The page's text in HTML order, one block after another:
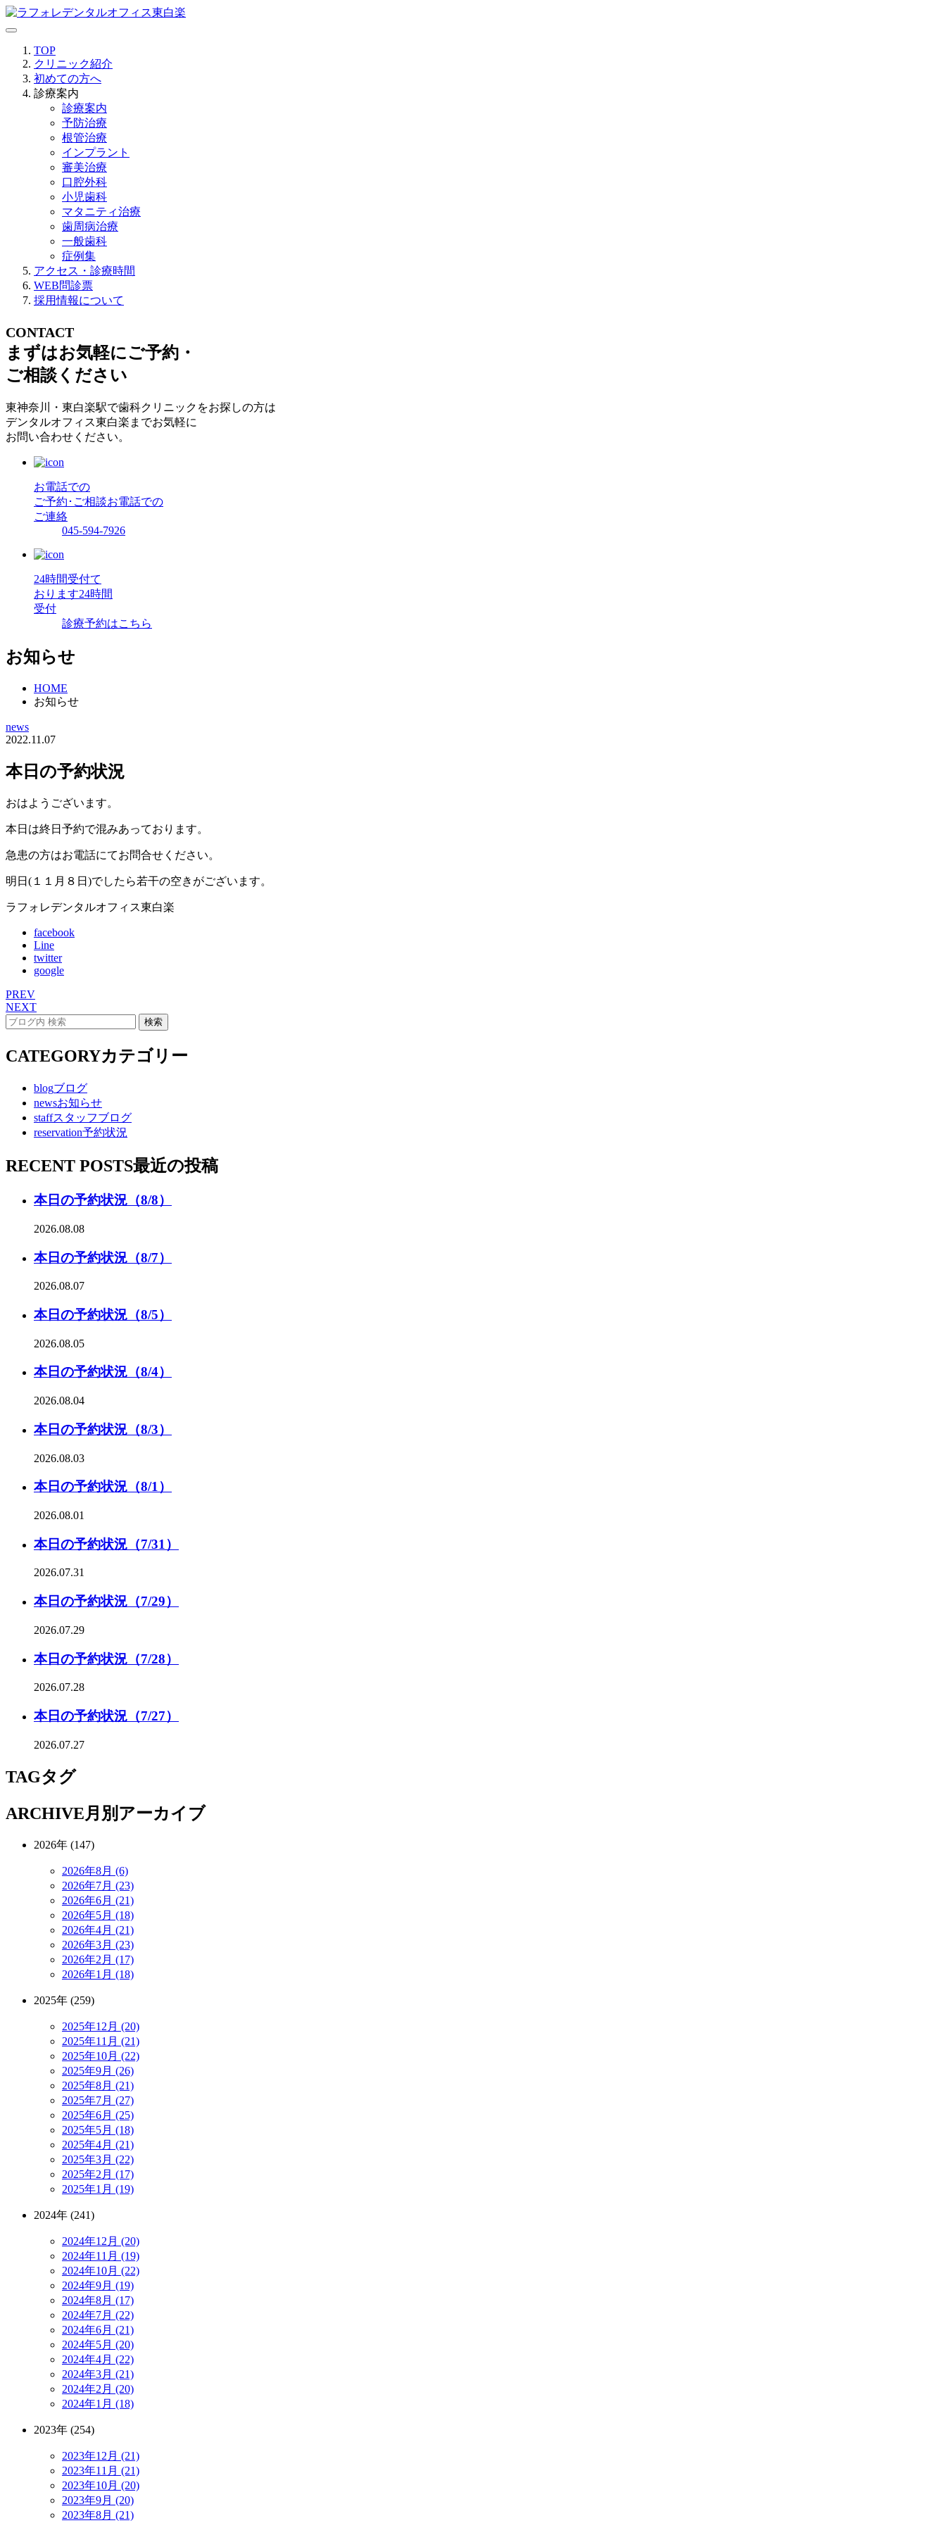
TOP
クリニック紹介
初めての方へ
診療案内
診療案内
予防治療
根管治療
インプラント
審美治療
口腔外科
小児歯科
マタニティ治療
歯周病治療
一般歯科
症例集
アクセス・診療時間
WEB問診票
採用情報について
CONTACT
まずはお気軽にご予約・
ご相談ください
東神奈川・東白楽駅で歯科クリニックをお探しの方は
デンタルオフィス東白楽までお気軽に
お問い合わせください。
お電話での
ご予約･ご相談お電話での
ご連絡
045-594-7926
24時間受付て
おります24時間
受付
診療予約はこちら
お知らせ
HOME
お知らせ
news
2022.11.07
本日の予約状況
おはようございます。
本日は終日予約で混みあっております。
急患の方はお電話にてお問合せください。
明日(１１月８日)でしたら若干の空きがございます。
ラフォレデンタルオフィス東白楽
facebook
Line
twitter
google
PREV
NEXT
CATEGORYカテゴリー
blogブログ
newsお知らせ
staffスタッフブログ
reservation予約状況
RECENT POSTS最近の投稿
本日の予約状況（8/8）
2026.08.08
本日の予約状況（8/7）
2026.08.07
本日の予約状況（8/5）
2026.08.05
本日の予約状況（8/4）
2026.08.04
本日の予約状況（8/3）
2026.08.03
本日の予約状況（8/1）
2026.08.01
本日の予約状況（7/31）
2026.07.31
本日の予約状況（7/29）
2026.07.29
本日の予約状況（7/28）
2026.07.28
本日の予約状況（7/27）
2026.07.27
TAGタグ
ARCHIVE月別アーカイブ
2026年 (147)
2026年8月 (6)
2026年7月 (23)
2026年6月 (21)
2026年5月 (18)
2026年4月 (21)
2026年3月 (23)
2026年2月 (17)
2026年1月 (18)
2025年 (259)
2025年12月 (20)
2025年11月 (21)
2025年10月 (22)
2025年9月 (26)
2025年8月 (21)
2025年7月 (27)
2025年6月 (25)
2025年5月 (18)
2025年4月 (21)
2025年3月 (22)
2025年2月 (17)
2025年1月 (19)
2024年 (241)
2024年12月 (20)
2024年11月 (19)
2024年10月 (22)
2024年9月 (19)
2024年8月 (17)
2024年7月 (22)
2024年6月 (21)
2024年5月 (20)
2024年4月 (22)
2024年3月 (21)
2024年2月 (20)
2024年1月 (18)
2023年 (254)
2023年12月 (21)
2023年11月 (21)
2023年10月 (20)
2023年9月 (20)
2023年8月 (21)